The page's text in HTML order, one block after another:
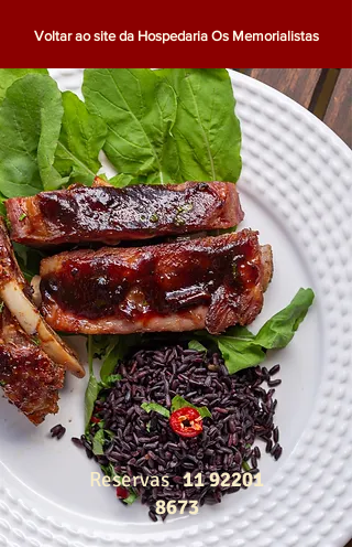
Voltar ao site da Hospedaria Os Memorialistas
Reservas11 92201
8673